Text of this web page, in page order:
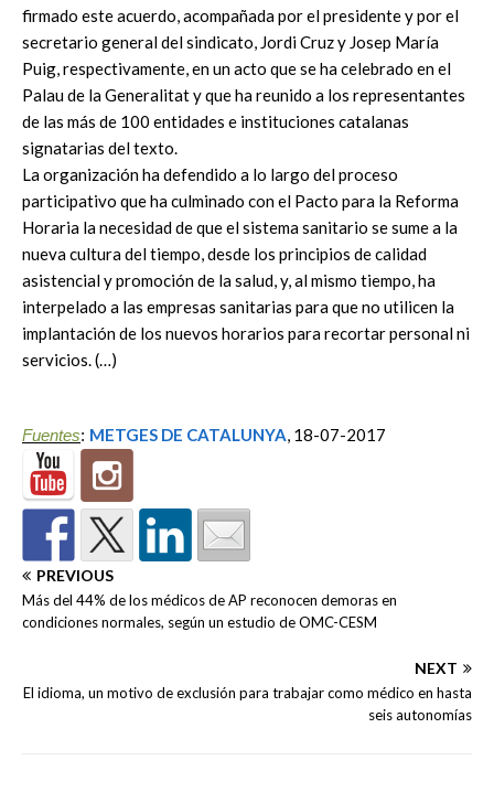
firmado este acuerdo, acompañada por el presidente y por el
secretario general del sindicato, Jordi Cruz y Josep María
Puig, respectivamente, en un acto que se ha celebrado en el
Palau de la Generalitat y que ha reunido a los representantes
de las más de 100 entidades e instituciones catalanas
signatarias del texto.
La organización ha defendido a lo largo del proceso
participativo que ha culminado con el Pacto para la Reforma
Horaria la necesidad de que el sistema sanitario se sume a la
nueva cultura del tiempo, desde los principios de calidad
asistencial y promoción de la salud, y, al mismo tiempo, ha
interpelado a las empresas sanitarias para que no utilicen la
implantación de los nuevos horarios para recortar personal ni
servicios. (…)
Fuentes: METGES DE CATALUNYA, 18-07-2017
PREVIOUS
Más del 44% de los médicos de AP reconocen demoras en
condiciones normales, según un estudio de OMC-CESM
NEXT
El idioma, un motivo de exclusión para trabajar como médico en hasta
seis autonomías